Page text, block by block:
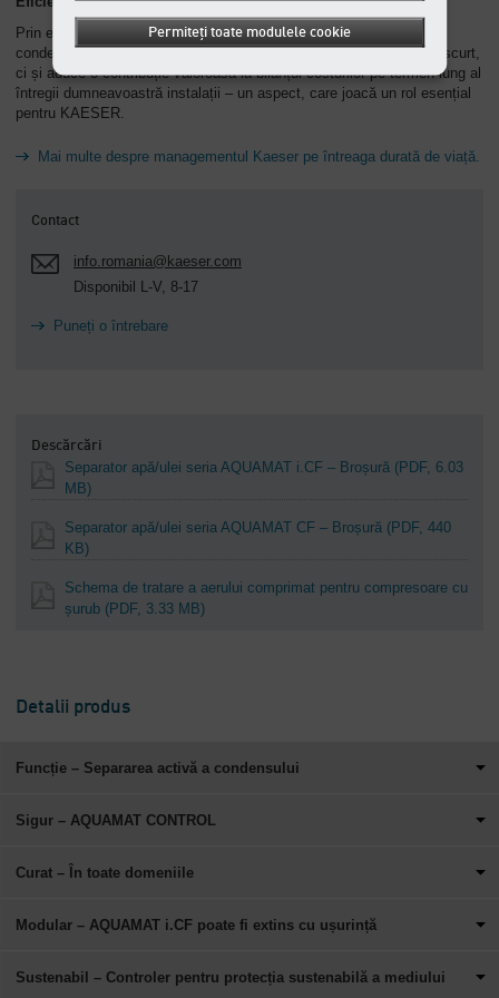
Prin economii de circa 90 % a costurilor tipice de eliminare a
condensului, AQUAMAT nu doar se amortizează în timpul cel mai scurt,
ci și aduce o contribuție valoroasă la bilanțul costurilor pe termen lung al
întregii dumneavoastră instalații – un aspect, care joacă un rol esențial
pentru KAESER.
Mai multe despre managementul Kaeser pe întreaga durată de viață.
Contact
info.romania@kaeser.com
Disponibil L-V, 8-17
Puneți o întrebare
Descărcări
Separator apă/ulei seria AQUAMAT i.CF – Broșură (PDF, 6.03
MB)
Separator apă/ulei seria AQUAMAT CF – Broșură (PDF, 440
KB)
Schema de tratare a aerului comprimat pentru compresoare cu
șurub (PDF, 3.33 MB)
Detalii produs
Funcție – Separarea activă a condensului
Sigur – AQUAMAT CONTROL
Curat – În toate domeniile
Modular – AQUAMAT i.CF poate fi extins cu ușurință
Sustenabil – Controler pentru protecția sustenabilă a mediului
Permiteți toate modulele cookie